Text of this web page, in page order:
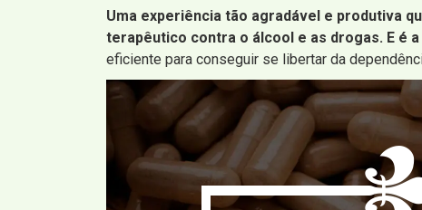
Uma experiência tão agradável e produtiva
terapêutico contra o álcool e as drogas. E é
eficiente para conseguir se libertar da